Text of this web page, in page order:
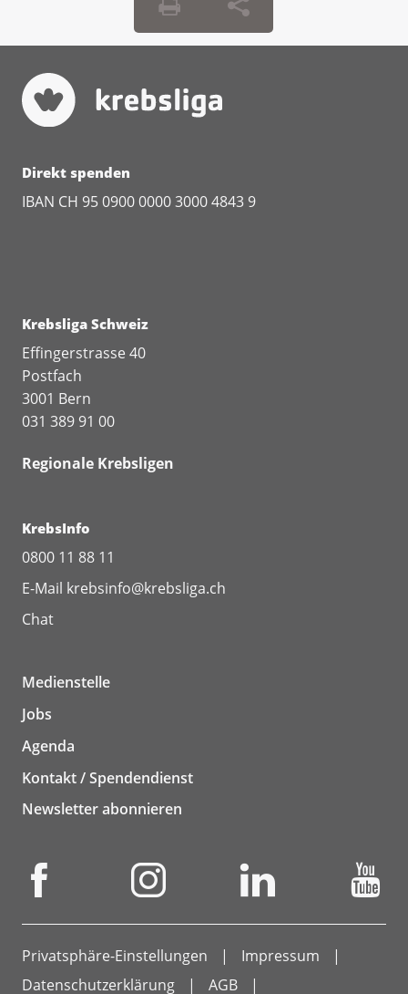
Direkt spenden
IBAN CH 95 0900 0000 3000 4843 9
Krebsliga Schweiz
Effingerstrasse 40
Postfach
3001 Bern
031 389 91 00
Regionale Krebsligen
KrebsInfo
0800 11 88 11
E-Mail krebsinfo@krebsliga.ch
Chat
Medienstelle
Jobs
Agenda
Kontakt / Spendendienst
Newsletter abonnieren
Privatsphäre-Einstellungen
Impressum
Datenschutzerklärung
AGB